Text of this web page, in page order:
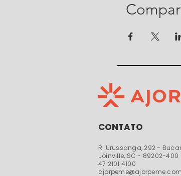
CONTATO
R. Urussanga, 292 -
Joinville, SC - 89202-400​​
47 2101 4100